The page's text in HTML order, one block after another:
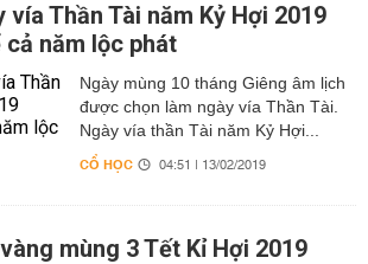
vía Thần Tài năm Kỷ Hợi 2019
năm lộc phát
Ngày mùng 10 tháng Giêng âm lịch
được chọn làm ngày vía Thần Tài.
Ngày vía thần Tài năm Kỷ Hợi...
CỔ HỌC 04:51 | 13/02/2019
mùng 3 Tết Kỉ Hợi 2019